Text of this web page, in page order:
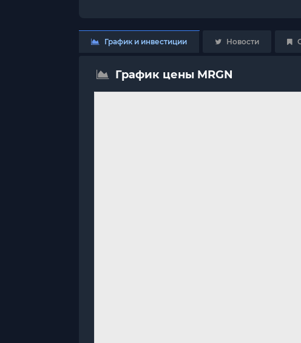
График и инвестиции Новости
График цены MRGN